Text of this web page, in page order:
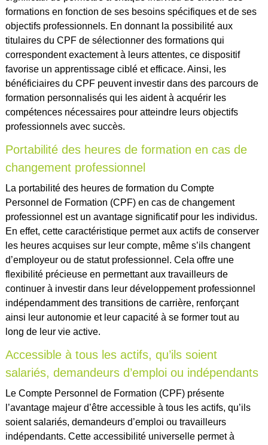
formations en fonction de ses besoins spécifiques et de ses
objectifs professionnels. En donnant la possibilité aux
titulaires du CPF de sélectionner des formations qui
correspondent exactement à leurs attentes, ce dispositif
favorise un apprentissage ciblé et efficace. Ainsi, les
bénéficiaires du CPF peuvent investir dans des parcours de
formation personnalisés qui les aident à acquérir les
compétences nécessaires pour atteindre leurs objectifs
professionnels avec succès.
Portabilité des heures de formation en cas de
changement professionnel
La portabilité des heures de formation du Compte
Personnel de Formation (CPF) en cas de changement
professionnel est un avantage significatif pour les individus.
En effet, cette caractéristique permet aux actifs de conserver
les heures acquises sur leur compte, même s’ils changent
d’employeur ou de statut professionnel. Cela offre une
flexibilité précieuse en permettant aux travailleurs de
continuer à investir dans leur développement professionnel
indépendamment des transitions de carrière, renforçant
ainsi leur autonomie et leur capacité à se former tout au
long de leur vie active.
Accessible à tous les actifs, qu’ils soient
salariés, demandeurs d’emploi ou indépendants
Le Compte Personnel de Formation (CPF) présente
l’avantage majeur d’être accessible à tous les actifs, qu’ils
soient salariés, demandeurs d’emploi ou travailleurs
indépendants. Cette accessibilité universelle permet à